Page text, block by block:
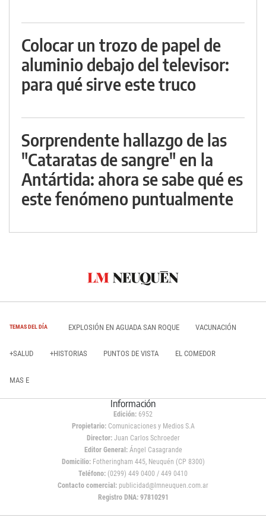
Colocar un trozo de papel de
aluminio debajo del televisor:
para qué sirve este truco
Sorprendente hallazgo de las
"Cataratas de sangre" en la
Antártida: ahora se sabe qué es
este fenómeno puntualmente
TEMAS DEL DÍA EXPLOSIÓN EN AGUADA SAN ROQUE VACUNACIÓN
+SALUD +HISTORIAS PUNTOS DE VISTA EL COMEDOR
MAS E
Información
Edición: 6952
Propietario:Comunicaciones y Medios S.A
Director: Juan Carlos Schroeder
Editor General:Ángel Casagrande
Domicilio:Fotheringham 445, Neuquén (CP 8300)
Teléfono: (0299) 449 0400 / 449 0410
Contacto comercial: publicidad@lmneuquen.com.ar
Registro DNA: 97810291